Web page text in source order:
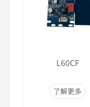
L60CF
了解更多